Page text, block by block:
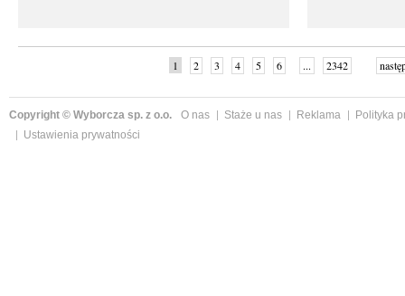
1 2 3 4 5 6 ... 2342
Copyright © Wyborcza sp. z o.o. O nas Staże u nas Reklama
Polityka
Ustawienia prywatności